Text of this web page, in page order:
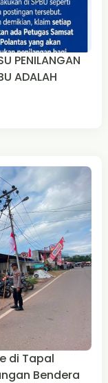
PENILANGAN
ADALAH
di Tapal
Bendera